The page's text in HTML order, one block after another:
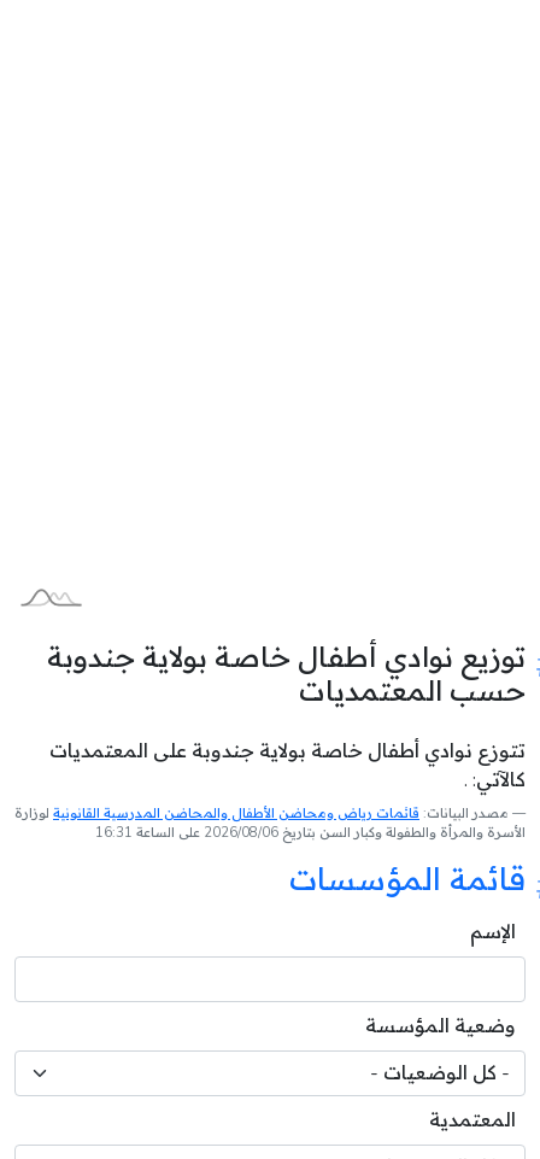
توزيع نوادي أطفال خاصة بولاية جندوبة
حسب المعتمديات
تتوزع نوادي أطفال خاصة بولاية جندوبة على المعتمديات
كالآتي: .
مصدر البيانات: قائمات رياض ومحاضن الأطفال والمحاضن المدرسية القانونية لوزارة
الأسرة والمرأة والطفولة وكبار السن بتاريخ 2026/08/06 على الساعة 16:31
قائمة المؤسسات
الإسم
وضعية المؤسسة
المعتمدية